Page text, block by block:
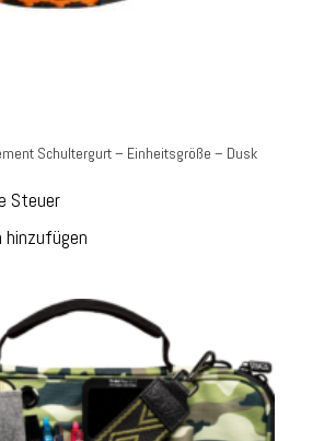
Schultergurt – Einheitsgröße – Dusk
Steuer
hinzufügen